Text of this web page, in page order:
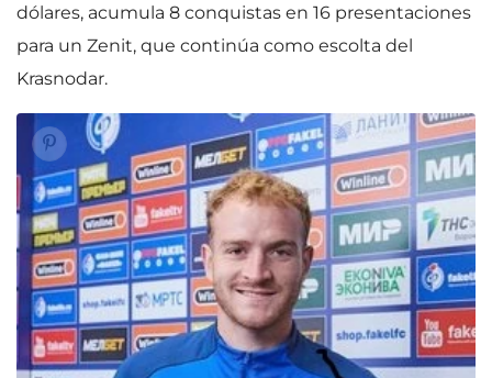
dólares, acumula 8 conquistas en 16 presentaciones
para un Zenit, que continúa como escolta del
Krasnodar.